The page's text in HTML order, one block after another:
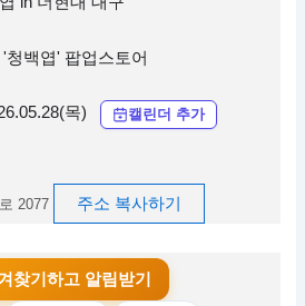
백엽' 팝업스토어
목) 캘린더 추가
2077 주소 복사하기
찾기하고 알림받기